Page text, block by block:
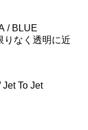
/ BLUE
りなく透明に近
Jet To Jet